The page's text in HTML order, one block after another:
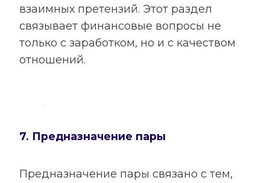
взаимных претензий. Этот раздел
связывает финансовые вопросы не
только с заработком, но и с качеством
отношений.
7. Предназначение пары
Предназначение пары связано с тем,